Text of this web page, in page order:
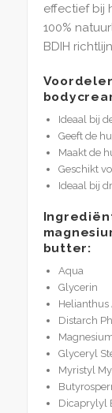
effectief bij
100%
BDIH
Ideaal bij
Geeft de
Maakt de
Geschikt
Ideaal bij
butter:
Aqua
Glycerin
Distarch
Glyceryl
Myristyl
Dicaprylyl